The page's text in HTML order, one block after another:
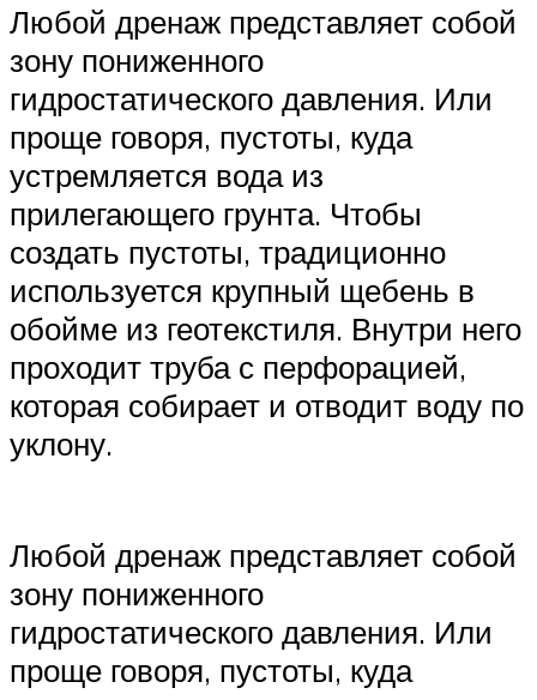
Любой дренаж представляет собой
зону пониженного
гидростатического давления. Или
проще говоря, пустоты, куда
устремляется вода из
прилегающего грунта. Чтобы
создать пустоты, традиционно
используется крупный щебень в
обойме из геотекстиля. Внутри него
проходит труба с перфорацией,
которая собирает и отводит воду по
уклону.
Любой дренаж представляет собой
зону пониженного
гидростатического давления. Или
проще говоря, пустоты, куда